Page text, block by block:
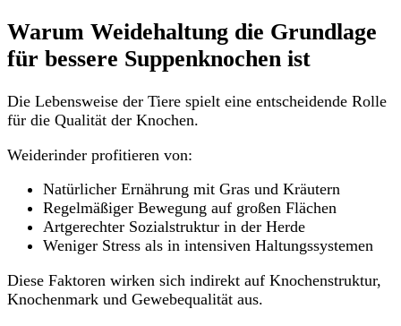
Warum Weidehaltung die Grundlage
für bessere Suppenknochen ist
Die Lebensweise der Tiere spielt eine entscheidende Rolle
für die Qualität der Knochen.
Weiderinder profitieren von:
Natürlicher Ernährung mit Gras und Kräutern
Regelmäßiger Bewegung auf großen Flächen
Artgerechter Sozialstruktur in der Herde
Weniger Stress als in intensiven Haltungssystemen
Diese Faktoren wirken sich indirekt auf Knochenstruktur,
Knochenmark und Gewebequalität aus.